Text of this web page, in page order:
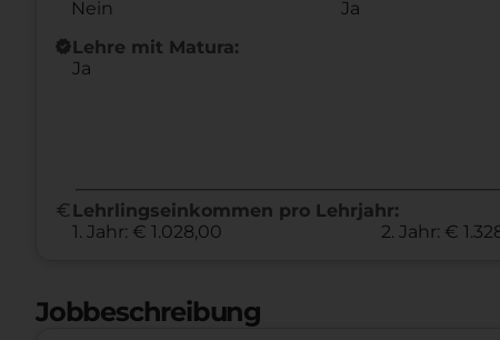
Nein
Ja
new_releasesLehre mit Matura:
Ja
euro Lehrlingseinkommen pro Lehrjahr:
1. Jahr: € 1.028,00
2. Jahr: €
Jobbeschreibung